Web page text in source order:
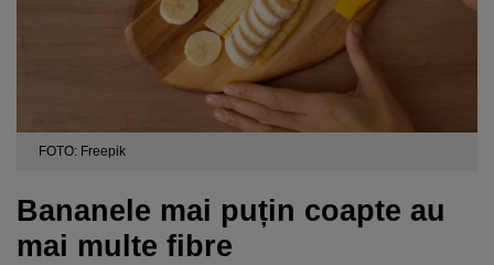
FOTO: Freepik
Bananele mai puțin coapte au
mai multe fibre